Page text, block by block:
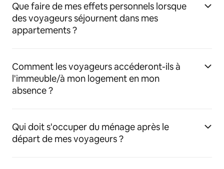
Que faire de mes effets personnels lorsque
des voyageurs séjournent dans mes
appartements ?
Comment les voyageurs accéderont-ils à
l'immeuble/à mon logement en mon
absence ?
Qui doit s'occuper du ménage après le
départ de mes voyageurs ?